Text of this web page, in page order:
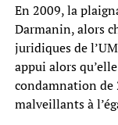
En 2009, la
Darmanin, alors
juridiques de
appui alors
condamnation de
malveillants à